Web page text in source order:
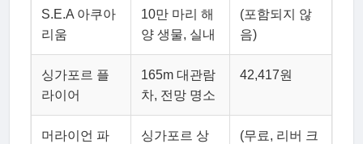
S.E.A 아쿠아
리움
10만 마리 해
양 생물, 실내
(포함되지 않
음)
싱가포르 플
라이어
165m 대관람
차, 전망 명소
42,417원
머라이언 파
싱가포르 상
(무료, 리버 크